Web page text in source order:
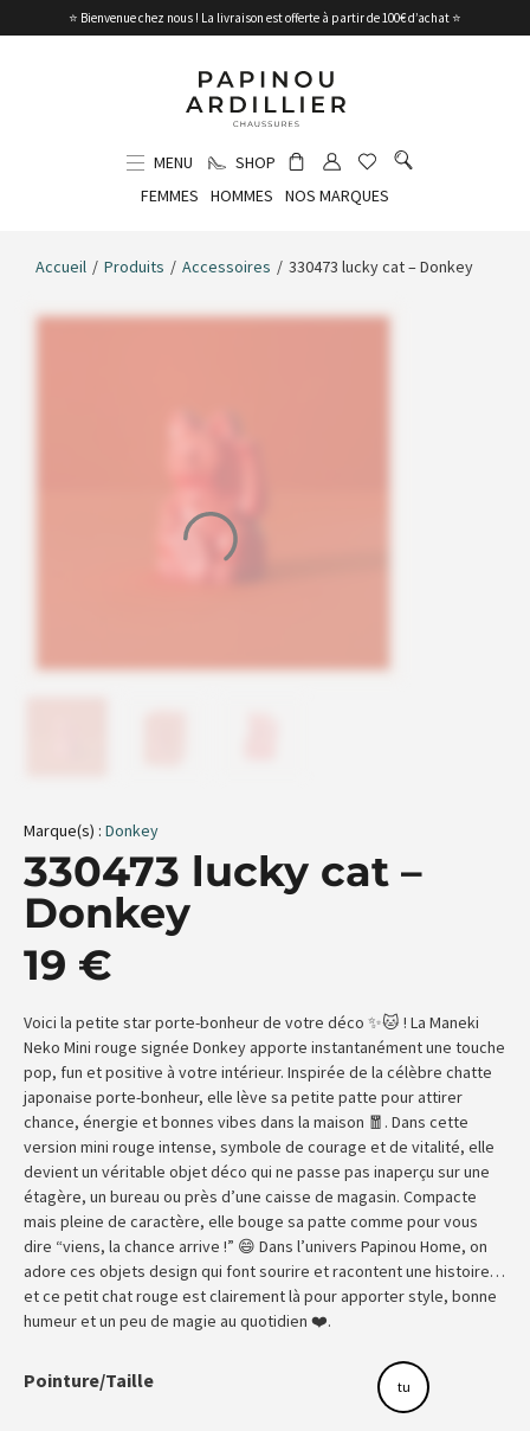
⭐ Bienvenue chez nous ! La livraison est offerte à partir de 100€ d’achat ⭐
MENU
SHOP
FEMMES
HOMMES NOS MARQUES
Accueil / Produits / Accessoires / 330473 lucky cat – Donkey
Marque(s) : Donkey
330473 lucky cat –
Donkey
19 €
Voici la petite star porte-bonheur de votre déco ✨🐱 ! La Maneki
Neko Mini rouge signée Donkey apporte instantanément une touche
pop, fun et positive à votre intérieur. Inspirée de la célèbre chatte
japonaise porte-bonheur, elle lève sa petite patte pour attirer
chance, énergie et bonnes vibes dans la maison 🧧. Dans cette
version mini rouge intense, symbole de courage et de vitalité, elle
devient un véritable objet déco qui ne passe pas inaperçu sur une
étagère, un bureau ou près d’une caisse de magasin. Compacte
mais pleine de caractère, elle bouge sa patte comme pour vous
dire “viens, la chance arrive !” 😄 Dans l’univers Papinou Home, on
adore ces objets design qui font sourire et racontent une histoire…
et ce petit chat rouge est clairement là pour apporter style, bonne
humeur et un peu de magie au quotidien ❤️.
Pointure/Taille tu